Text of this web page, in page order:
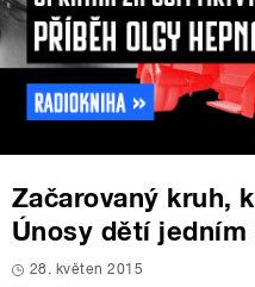
Začarovaný kruh,
Únosy dětí
28. květen 2015